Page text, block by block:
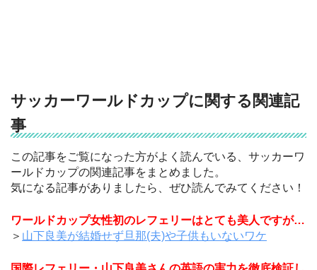
サッカーワールドカップに関する関連記
事
この記事をご覧になった方がよく読んでいる、サッカーワ
ールドカップの関連記事をまとめました。
気になる記事がありましたら、ぜひ読んでみてください！
ワールドカップ女性初のレフェリーはとても美人ですが…
＞ 山下良美が結婚せず旦那(夫)や子供もいないワケ